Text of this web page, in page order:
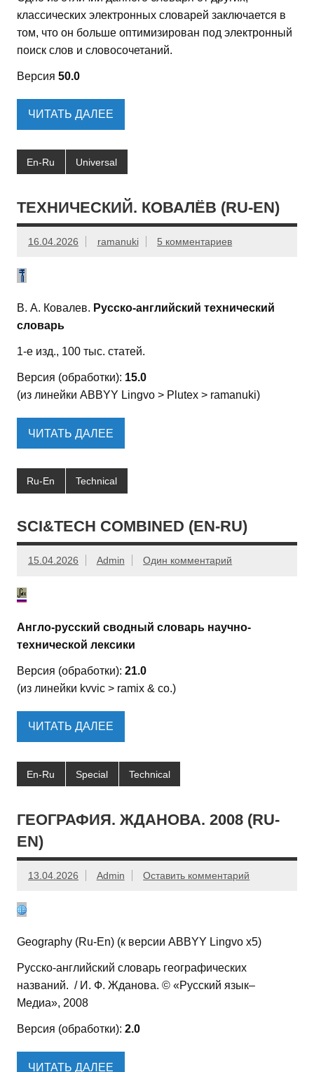
классических электронных словарей заключается в
том, что он больше оптимизирован под электронный
поиск слов и словосочетаний.
Версия 50.0
ЧИТАТЬ ДАЛЕЕ
En-Ru Universal
ТЕХНИЧЕСКИЙ. КОВАЛЁВ (RU-EN)
16.04.2026 ramanuki 5 комментариев
В. А. Ковалев. Русско-английский технический
словарь
1-е изд., 100 тыс. статей.
Версия (обработки): 15.0
(из линейки ABBYY Lingvo > Plutex > ramanuki)
ЧИТАТЬ ДАЛЕЕ
Ru-En Technical
SCI&TECH COMBINED (EN-RU)
15.04.2026 Admin Один комментарий
Англо-русский сводный словарь научно-
технической лексики
Версия (обработки): 21.0
(из линейки kvvic > ramix & co.)
ЧИТАТЬ ДАЛЕЕ
En-Ru Special Technical
ГЕОГРАФИЯ. ЖДАНОВА. 2008 (RU-
EN)
13.04.2026 Admin Оставить комментарий
Geography (Ru-En) (к версии ABBYY Lingvo x5)
Русско-английский словарь географических
названий. / И. Ф. Жданова. © «Русский язык–
Медиа», 2008
Версия (обработки): 2.0
ЧИТАТЬ ДАЛЕЕ